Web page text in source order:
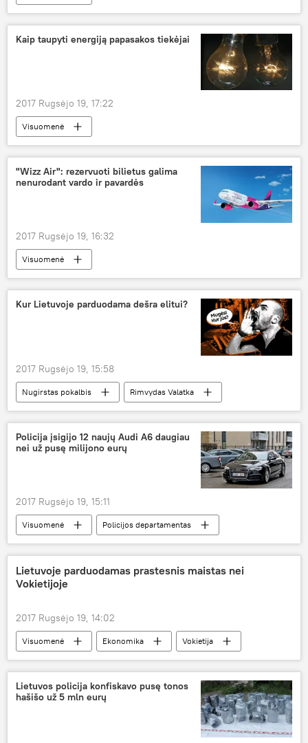
Kaip taupyti energiją papasakos tiekėjai
2017 Rugsėjo 19, 17:22
Visuomenė
Baltarusijos energetikos ministerija
energija
konsultacija
"Wizz Air": rezervuoti bilietus galima
nenurodant vardo ir pavardės
2017 Rugsėjo 19, 16:32
Visuomenė
Po lėktuvo sparnu: Lietuvos oro uostai
lėktuvas
bilietai Wizz Air
Kur Lietuvoje parduodama dešra elitui?
2017 Rugsėjo 19, 15:58
Nugirstas pokalbis
Rimvydas Valatka
Tautų mugė
maistas
kultūra
Tautinis paveldas
Policija įsigijo 12 naujų Audi A6 daugiau
nei už pusę milijono eurų
2017 Rugsėjo 19, 15:11
Visuomenė
Policijos departamentas
automobiliai
tarnybinis automobilis
magistraliniai keliai
Lietuvoje parduodamas prastesnis maistas nei
Vokietijoje
2017 Rugsėjo 19, 14:02
Visuomenė Ekonomika
Vokietija
Valstybinė maisto ir veterinarijos tarnyba
Žemės ūkio ministerija
maistas
maisto produktai
Lietuvos policija konfiskavo pusę tonos
hašišo už 5 mln eurų